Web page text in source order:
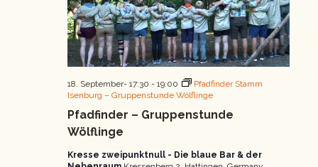
Pfadfinder – Gruppenstunde
Wölflinge
18. September- 17:30 - 19:00
Pfadfinder Stamm
Isenburg – Gruppenstunde Wölflinge
Kresse zweipunktnull - Die blaue Bar & der